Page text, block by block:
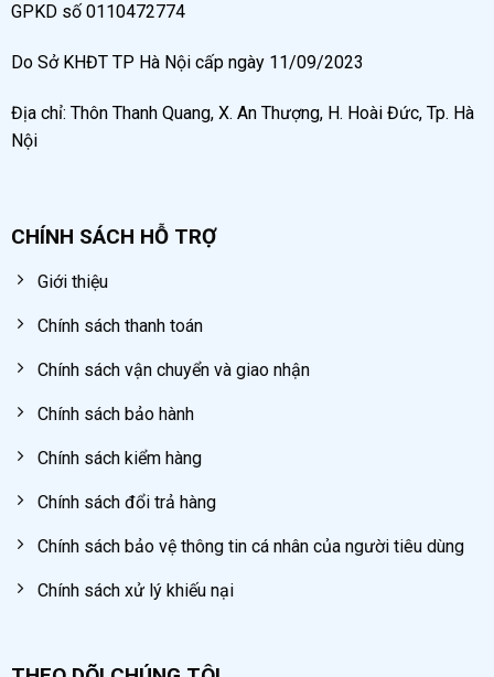
GPKD số 0110472774
Do Sở KHĐT TP Hà Nội cấp ngày 11/09/2023
Địa chỉ: Thôn Thanh Quang, X. An Thượng, H. Hoài Đức, Tp. Hà
Nội
CHÍNH SÁCH HỖ TRỢ
Giới thiệu
Chính sách thanh toán
Chính sách vận chuyển và giao nhận
Chính sách bảo hành
Chính sách kiểm hàng
Chính sách đổi trả hàng
Chính sách bảo vệ thông tin cá nhân của người tiêu dùng
Chính sách xử lý khiếu nại